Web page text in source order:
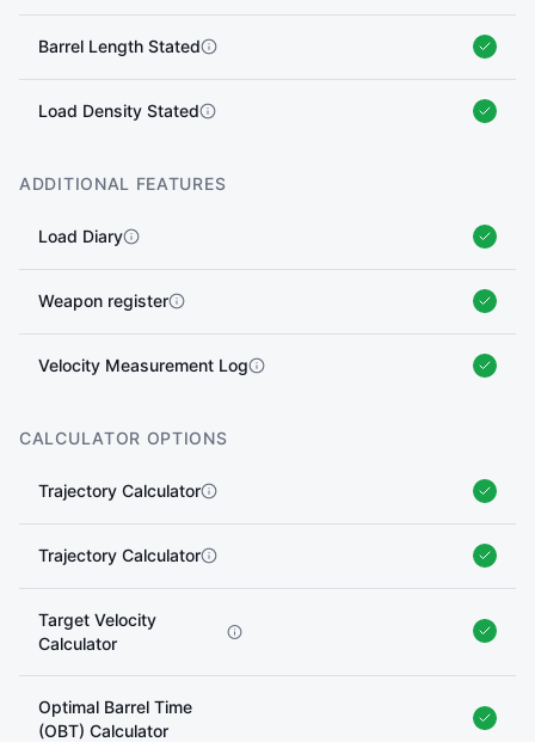
Barrel Length Stated
Load Density Stated
ADDITIONAL FEATURES
Load Diary
Weapon register
Velocity Measurement Log
CALCULATOR OPTIONS
Trajectory Calculator
Trajectory Calculator
Target Velocity
Calculator
Optimal Barrel Time
(OBT) Calculator